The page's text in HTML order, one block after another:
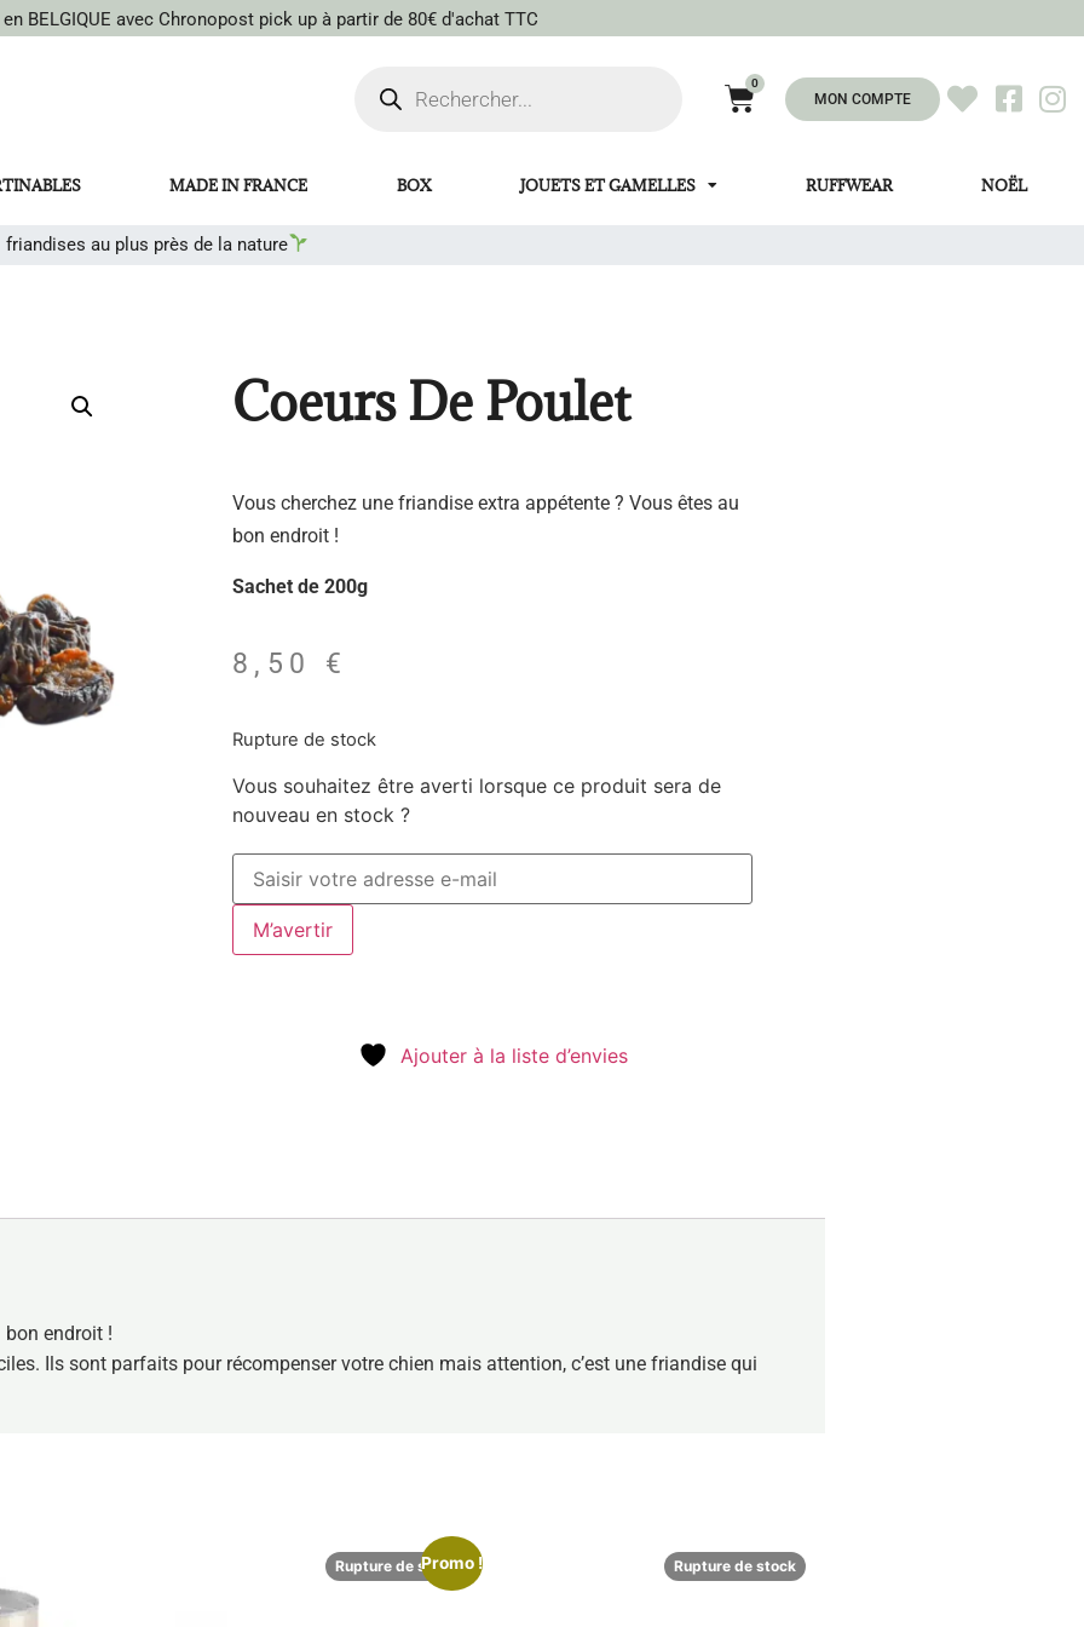
BELGIQUE avec Chronopost pick up à partir de 80€ d'achat TTC
0
MON COMPTE
MADE IN FRANCE BOX JOUETS ET GAMELLES RUFFWEAR NOËL
friandises au plus près de la nature
Coeurs De Poulet
Vous cherchez une friandise extra appétente ? Vous êtes au
bon endroit !
Sachet de 200g
8,50 €
Rupture de stock
Vous souhaitez être averti lorsque ce produit sera de
nouveau en stock ?
M’avertir
Ajouter à la liste d’envies
bon endroit !
Ils sont parfaits pour récompenser votre chien mais attention, c’est une friandise qui
Promo !
Rupture de stock Rupture de stock